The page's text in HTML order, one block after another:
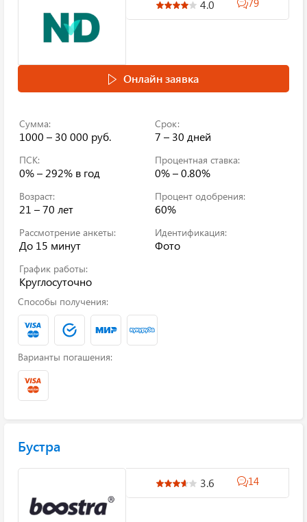
4.0 79
Онлайн заявка
Сумма:
1000 – 30 000 руб.
Срок:
7 – 30 дней
ПСК:
0% – 292% в год
Процентная ставка:
0% – 0.80%
Возраст:
21 – 70 лет
Процент одобрения:
60%
Рассмотрение анкеты:
До 15 минут
Идентификация:
Фото
График работы:
Круглосуточно
Способы получения:
Варианты погашения:
Бустра
3.6 14